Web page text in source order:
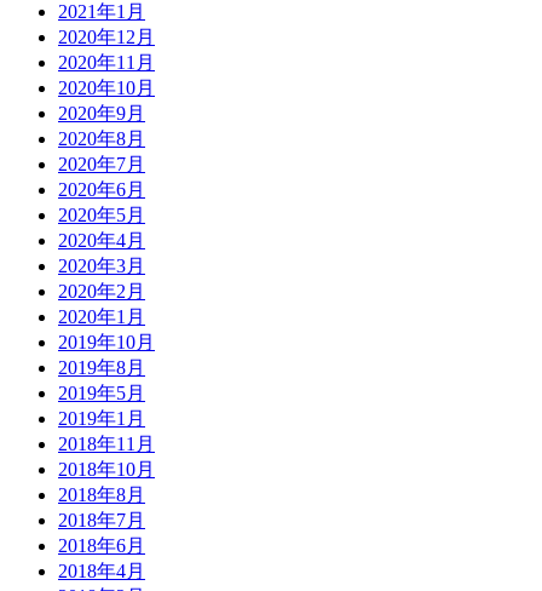
2021年1月
2020年12月
2020年11月
2020年10月
2020年9月
2020年8月
2020年7月
2020年6月
2020年5月
2020年4月
2020年3月
2020年2月
2020年1月
2019年10月
2019年8月
2019年5月
2019年1月
2018年11月
2018年10月
2018年8月
2018年7月
2018年6月
2018年4月